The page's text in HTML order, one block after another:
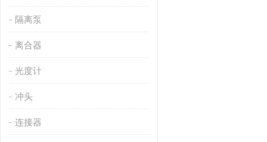
隔离泵
离合器
光度计
冲头
连接器